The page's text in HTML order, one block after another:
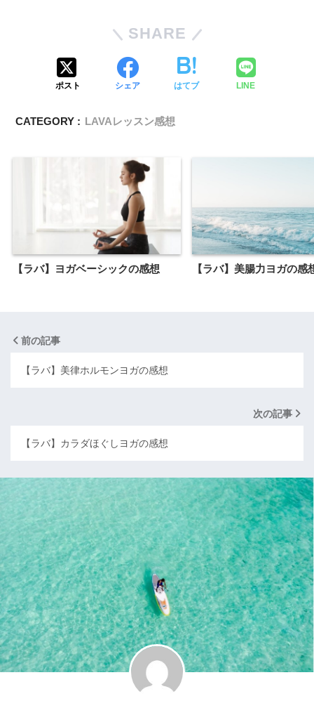
SHARE
ポスト シェア はてブ LINE
CATEGORY : LAVAレッスン感想
【ラバ】ヨガベーシックの感想 【ラバ】美腸力ヨガの感
前の記事
【ラバ】美律ホルモンヨガの感想
次の記事
【ラバ】カラダほぐしヨガの感想